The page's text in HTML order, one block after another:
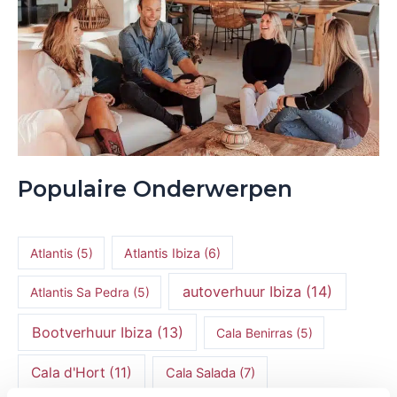
Populaire Onderwerpen
Atlantis(5) Atlantis Ibiza (6)
Atlantis Sa Pedra (5) autoverhuur Ibiza (14)
Bootverhuur Ibiza (13) Cala Benirras(5)
Cala d'Hort (11) Cala Salada(7)